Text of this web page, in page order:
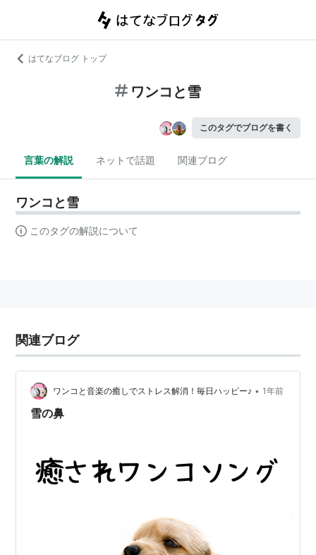
はてなブログ トップ
ワンコと雪
このタグでブログを書く
言葉の解説 ネットで話題 関連ブログ
ワンコと雪
このタグの解説について
関連ブログ
ワンコと音楽の癒しでストレス解消！毎日ハッピー♪ • 1年前
雪の鼻